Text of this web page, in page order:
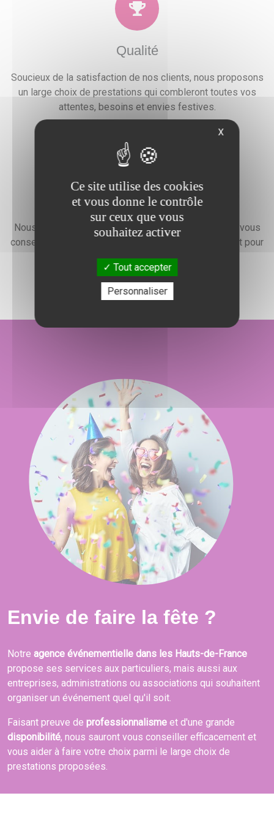
Qualité
Soucieux de la satisfaction de nos clients, nous proposons
un large choix de prestations qui combleront toutes vos
attentes, besoins et envies festives.
Devis gratuit
Nous faisons preuve d'une grande disponibilité pour vous
conseiller, vous renseigner et élaborer un devis gratuit pour
l'organisation de votre événement.
Envie de faire la fête ?
Notre agence événementielle dans les Hauts-de-France
propose ses services aux particuliers, mais aussi aux
entreprises, administrations ou associations qui souhaitent
organiser un événement quel qu'il soit.
Faisant preuve de professionnalisme et d'une grande
disponibilité, nous sauront vous conseiller efficacement et
vous aider à faire votre choix parmi le large choix de
prestations proposées.
X
Ce site utilise des cookies
et vous donne le contrôle
sur ceux que vous
souhaitez activer
Tout accepter
Personnaliser